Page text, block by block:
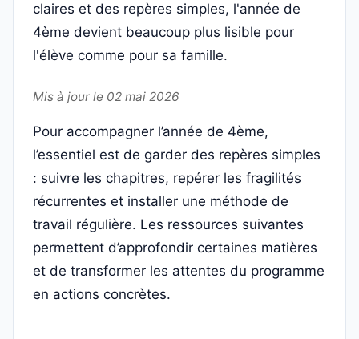
claires et des repères simples, l'année de
4ème devient beaucoup plus lisible pour
l'élève comme pour sa famille.
Mis à jour le 02 mai 2026
Pour accompagner l’année de 4ème,
l’essentiel est de garder des repères simples
: suivre les chapitres, repérer les fragilités
récurrentes et installer une méthode de
travail régulière. Les ressources suivantes
permettent d’approfondir certaines matières
et de transformer les attentes du programme
en actions concrètes.